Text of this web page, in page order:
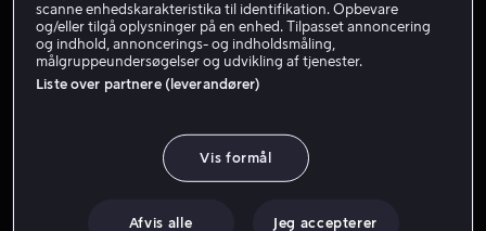
Skuespiller Gæst
scanne enhedskarakteristika til identifikation. Opbevare
og/eller tilgå oplysninger på en enhed. Tilpasset annoncering
og indhold, annoncerings- og indholdsmåling,
målgruppeundersøgelser og udvikling af tjenester.
Liste over partnere (leverandører)
Vis formål
Afvis alle Jeg accepterer